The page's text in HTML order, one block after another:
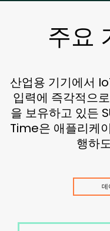
주요
산업용 기기에서
입력에 즉각적으
을 보유하고 있든
Time은 애플리케
행하
데